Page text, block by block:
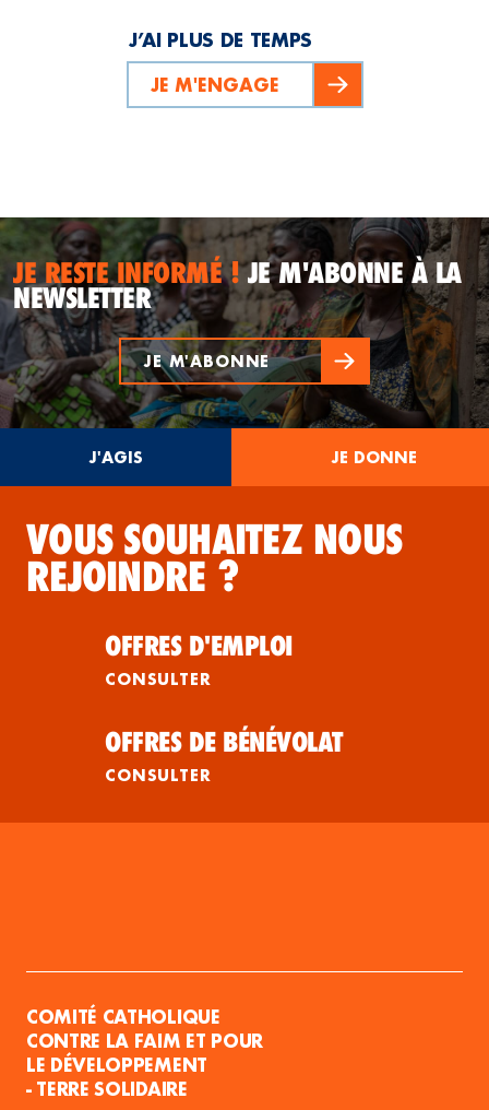
J’AI PLUS DE TEMPS
JE M'ENGAGE
JE RESTE INFORMÉ !JE M'ABONNE À LA
NEWSLETTER
JE M'ABONNE
J'AGIS JE DONNE
VOUS SOUHAITEZ NOUS
REJOINDRE ?
OFFRES D'EMPLOI
CONSULTER
OFFRES DE BÉNÉVOLAT
CONSULTER
COMITÉ CATHOLIQUE
CONTRE LA FAIM ET POUR
LE DÉVELOPPEMENT
- TERRE SOLIDAIRE